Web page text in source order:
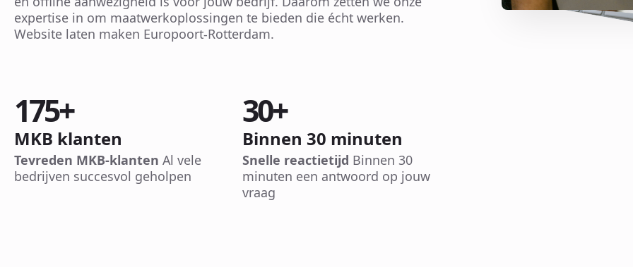
expertise in om maatwerkoplossingen te bieden die écht werken.
Website laten maken Europoort-Rotterdam.
175+
MKB klanten
Tevreden MKB-klanten Al vele
bedrijven succesvol geholpen
30+
Binnen 30 minuten
Snelle reactietijd Binnen 30
minuten een antwoord op jouw
vraag